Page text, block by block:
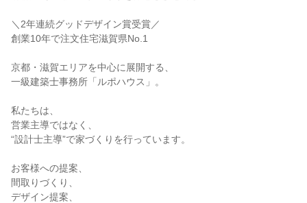
＼2年連続グッドデザイン賞受賞／
創業10年で注文住宅滋賀県No.1
京都・滋賀エリアを中心に展開する、
一級建築士事務所「ルポハウス」。
私たちは、
営業主導ではなく、
“設計士主導”で家づくりを行っています。
お客様への提案、
間取りづくり、
デザイン提案、